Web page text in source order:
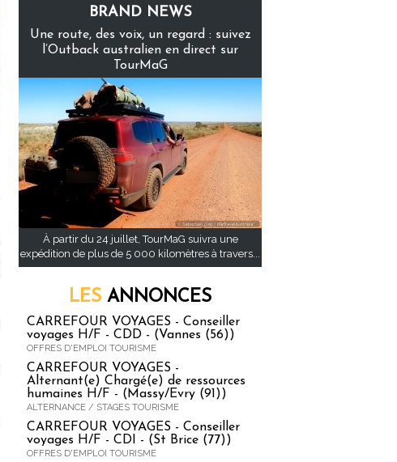
BRAND NEWS
Une route, des voix, un regard : suivez
l’Outback australien en direct sur
TourMaG
À partir du 24 juillet, TourMaG suivra une
expédition de plus de 5 000 kilomètres à travers...
LES ANNONCES
CARREFOUR VOYAGES - Conseiller
voyages H/F - CDD - (Vannes (56))
OFFRES D'EMPLOI TOURISME
CARREFOUR VOYAGES -
Alternant(e) Chargé(e) de ressources
humaines H/F - (Massy/Evry (91))
ALTERNANCE / STAGES TOURISME
CARREFOUR VOYAGES - Conseiller
voyages H/F - CDI - (St Brice (77))
OFFRES D'EMPLOI TOURISME